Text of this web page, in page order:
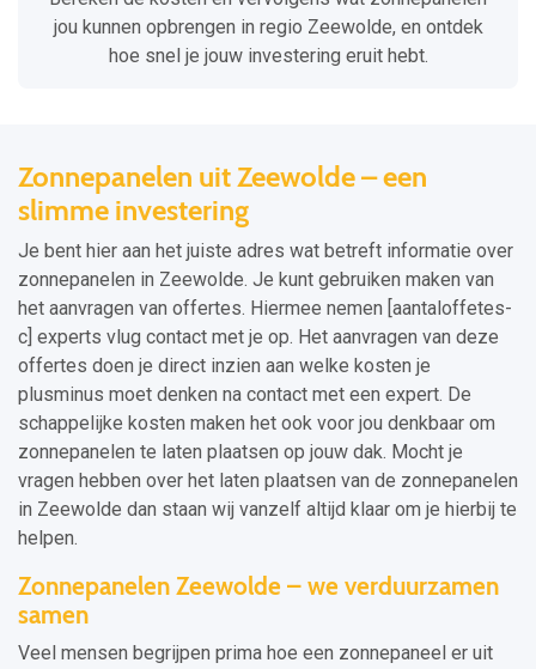
jou kunnen opbrengen in regio Zeewolde, en ontdek
hoe snel je jouw investering eruit hebt.
Zonnepanelen uit Zeewolde – een
slimme investering
Je bent hier aan het juiste adres wat betreft informatie over
zonnepanelen in Zeewolde. Je kunt gebruiken maken van
het aanvragen van offertes. Hiermee nemen [aantaloffetes-
c] experts vlug contact met je op. Het aanvragen van deze
offertes doen je direct inzien aan welke kosten je
plusminus moet denken na contact met een expert. De
schappelijke kosten maken het ook voor jou denkbaar om
zonnepanelen te laten plaatsen op jouw dak. Mocht je
vragen hebben over het laten plaatsen van de zonnepanelen
in Zeewolde dan staan wij vanzelf altijd klaar om je hierbij te
helpen.
Zonnepanelen Zeewolde – we verduurzamen
samen
Veel mensen begrijpen prima hoe een zonnepaneel er uit